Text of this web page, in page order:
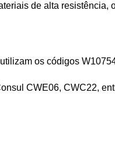
de alta
os códigos
CWE06, CWC22,